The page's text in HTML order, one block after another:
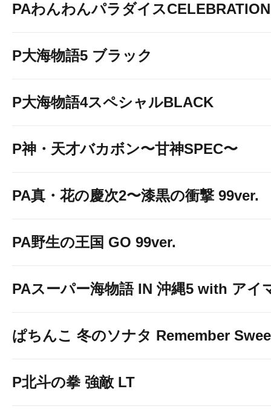
PAわんわんパラダイスCELEBRATION
P大海物語5 ブラック
P大海物語4スペシャルBLACK
P神・天才バカボン〜甘神SPEC〜
PA真・花の慶次2〜漆黒の衝撃 99ver.
PA野生の王国 GO 99ver.
PAスーパー海物語 IN 沖縄5 with アイ
ぱちんこ 冬のソナタ Remember
P北斗の拳 強敵 LT